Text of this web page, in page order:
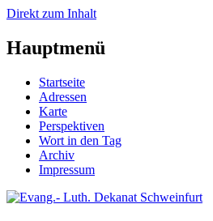
Direkt zum Inhalt
Hauptmenü
Startseite
Adressen
Karte
Perspektiven
Wort in den Tag
Archiv
Impressum